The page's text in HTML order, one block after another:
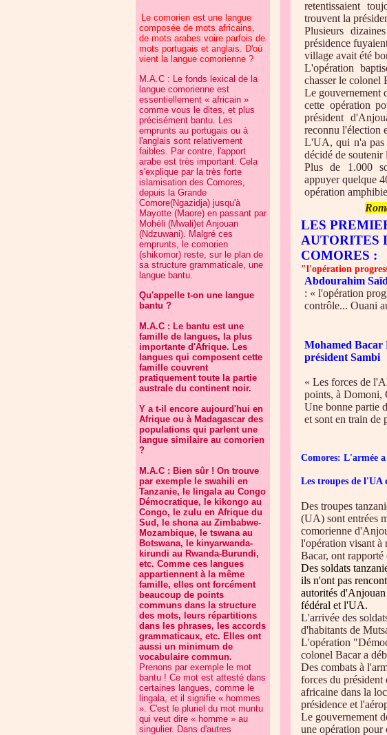
Le comorien est une langue
composée de mots africains,
de mots arabes voire parfois de
mots portugais et anglais. D'où
vient la langue comorienne ?
M.A.C : Le fonds lexical de la
langue comorienne est
essentiellement « africain »
comme vous le dites, et plus
précisément bantu. Les
emprunts au portugais ou à
l'anglais sont relativement
faibles. Par contre, l'apport
arabe est très important. Cela
s'explique par la très forte
islamisation des Comores,
depuis la Grande
Comore(Ngazidja) jusqu'à
Mayotte (Maore) en passant par
Mohéli (Mwali)et Anjouan
(Ndzuwani). Malgré ces
emprunts, le comorien
(shikomor) reste, sur le plan de
sa structure grammaticale, une
langue bantu.
Qu'appelle t-on une langue
bantu ?
M.A.C : Le bantu est une
famille de langues, la plus
importante d'Afrique. Les
langues qui composent cette
famille couvrent
pratiquement toute la partie
australe du continent noir.
Y a t-il encore aujourd'hui en
Afrique ou à Madagascar des
populations qui parlent une
langue similaire au comorien
?
M.A.C : Bien sûr ! On trouve
par exemple le swahili en
Tanzanie, le lingala au Congo
Démocratique, le kikongo au
Congo, le zulu en Afrique du
Sud, le shona au Zimbabwe-
Mozambique, le tswana au
Botswana, le kinyarwanda-
kirundi au Rwanda-Burundi,
etc. Comme ces langues
appartiennent à la même
famille, elles ont forcément
beaucoup de points
communs dans la structure
des mots, leurs répartitions
dans les phrases, les accords
grammaticaux, etc. Elles ont
aussi un minimum de
vocabulaire commun.
Prenons par exemple le mot
bantu ! Ce mot est attesté dans
certaines langues, comme le
lingala, et il signifie « hommes
». C'est le pluriel du mot muntu
qui veut dire « homme » au
singulier. Dans d'autres
retentissaient
trouvent la
Plusieurs
présidence
village avait été
L'opération
chasser le colonel
Le gouvernement
cette opération
président
reconnu l'élection
L'UA, qui n'a pas
décidé de
Plus de 1.000
appuyer quelque
opération
LES
AUTORITES
COMORES :
"l'opération
Abdourahim
: « l'opération
contrôle... Ouani
Mohamed Bacar
président Sambi
« Les forces de
points, à Domoni,
Une bonne partie
et sont en train de
Comores: L'armée
Les troupes de l'UA
Des troupes
(UA) sont entrées
comorienne
l'opération visant à
Bacar, ont rapporté
Des soldats
ils n'ont pas
autorités
fédéral et l'UA.
L'arrivée des
d'habitants de
L'opération
colonel Bacar a
Des combats à
forces du
africaine dans la
présidence et
Le gouvernement
une opération pour